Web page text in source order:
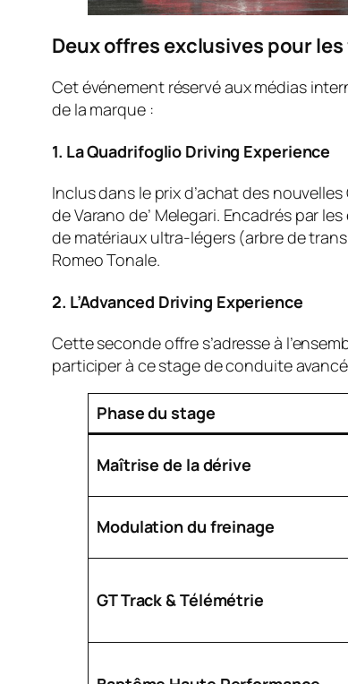
Deux offres exclusives pour
Cet événement réservé aux médias
de la marque :
1. La Quadrifoglio Driving Experience
Inclus dans le prix d’achat des
de Varano de’ Melegari. Encadrés par
de matériaux ultra-légers (arbre de
Romeo Tonale.
2. L’Advanced Driving Experience
Cette seconde offre s’adresse à
participer à ce stage de conduite
Phase du stage
Maîtrise de la dérive
Modulation du freinage
GT Track & Télémétrie